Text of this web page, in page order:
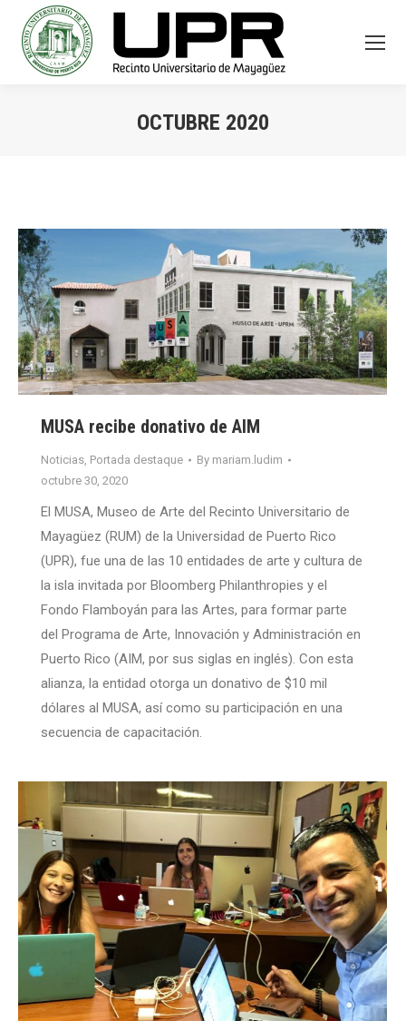
OCTUBRE 2020
MUSA recibe donativo de AIM
Noticias, Portada destaque By mariam.ludim
octubre 30, 2020
El MUSA, Museo de Arte del Recinto Universitario de
Mayagüez (RUM) de la Universidad de Puerto Rico
(UPR), fue una de las 10 entidades de arte y cultura de
la isla invitada por Bloomberg Philanthropies y el
Fondo Flamboyán para las Artes, para formar parte
del Programa de Arte, Innovación y Administración en
Puerto Rico (AIM, por sus siglas en inglés). Con esta
alianza, la entidad otorga un donativo de $10 mil
dólares al MUSA, así como su participación en una
secuencia de capacitación.